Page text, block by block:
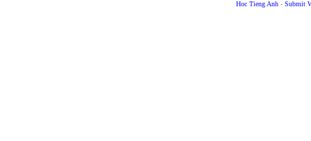
Hoc Tieng Anh - Submit